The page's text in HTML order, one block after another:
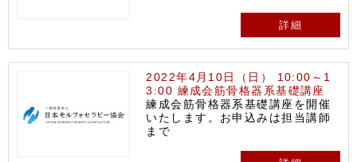
詳細
2022年4月10日（日） 10:00～1
3:00 練成会筋骨格器系基礎講座
練成会筋骨格器系基礎講座を開催
いたします。お申込みは担当講師
まで